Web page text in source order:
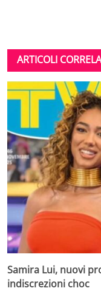
ARTICOLI
Samira Lui, nuovi
indiscrezioni choc